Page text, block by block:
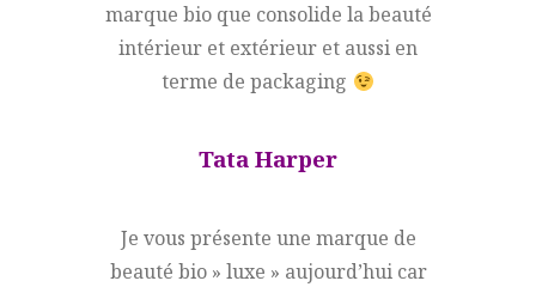
marque bio que consolide la beauté
intérieur et extérieur et aussi en
terme de packaging
Tata Harper
Je vous présente une marque de
beauté bio » luxe » aujourd’hui car